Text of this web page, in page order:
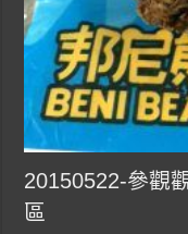
20150522-參觀
區